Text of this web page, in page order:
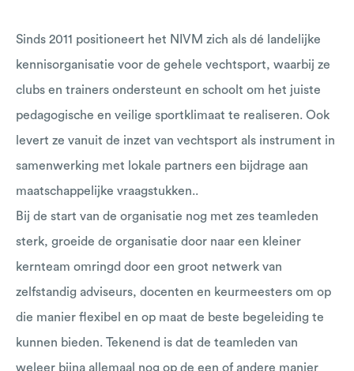
Sinds 2011 positioneert het NIVM zich als dé landelijke
kennisorganisatie voor de gehele vechtsport, waarbij ze
clubs en trainers ondersteunt en schoolt om het juiste
pedagogische en veilige sportklimaat te realiseren. Ook
levert ze vanuit de inzet van vechtsport als instrument in
samenwerking met lokale partners een bijdrage aan
maatschappelijke vraagstukken..
Bij de start van de organisatie nog met zes teamleden
sterk, groeide de organisatie door naar een kleiner
kernteam omringd door een groot netwerk van
zelfstandig adviseurs, docenten en keurmeesters om op
die manier flexibel en op maat de beste begeleiding te
kunnen bieden. Tekenend is dat de teamleden van
weleer bijna allemaal nog op de een of andere manier